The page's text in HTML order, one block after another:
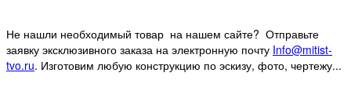
Не нашли необходимый товар на нашем сайте? Отправьте
заявку эксклюзивного заказа на электронную почту Info@mitist-
tvo.ru. Изготовим любую конструкцию по эскизу, фото, чертежу...